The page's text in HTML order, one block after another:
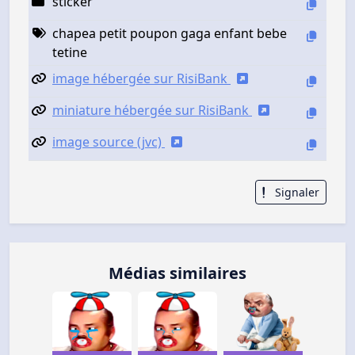
chapea petit poupon gaga enfant bebe
tetine
image hébergée sur RisiBank
miniature hébergée sur RisiBank
image source (jvc)
Signaler
Médias similaires